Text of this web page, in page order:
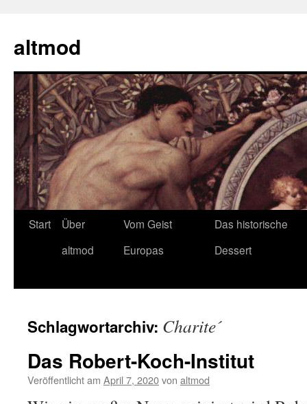
springen
altmod
Start
Über
altmod
Vom Geist
Europas
Das historische
Dessert
Schlagwortarchiv: Charite´
Das Robert-Koch-Institut
Veröffentlicht am April 7, 2020von altmod